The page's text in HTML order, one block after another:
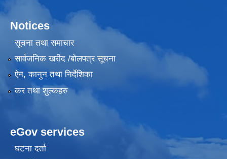
Notices
सूचना तथा समाचार
सार्वजनिक खरीद /बोलपत्र सूचना
ऐन, कानुन तथा निर्देशिका
कर तथा शुल्कहरु
eGov services
घटना दर्ता